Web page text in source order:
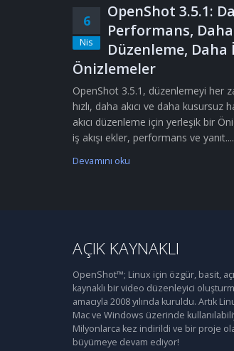
6
Nis
OpenShot 3.5.1:
Performans, Daha
Düzenleme, Daha
Önizlemeler
OpenShot 3.5.1, düzenlemeyi her
hızlı, daha akıcı ve daha kusursuz
akıcı düzenleme için yerleşik bir
iş akışı ekler, performans ve
Devamını oku
AÇIK KAYNAKLI
OpenShot™; Linux için özgür, basit,
kaynaklı bir video düzenleyici
amacıyla 2008 yılında kuruldu. Artık
Mac ve Windows üzerinde
Milyonlarca kez indirildi ve bir proje
büyümeye devam ediyor!